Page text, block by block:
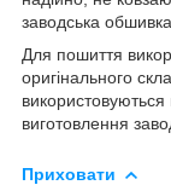
заводська обшивка
Для пошиття
оригінального
виготовлення
Приховати